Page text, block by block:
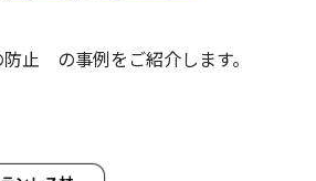
止 の事例をご紹介します。